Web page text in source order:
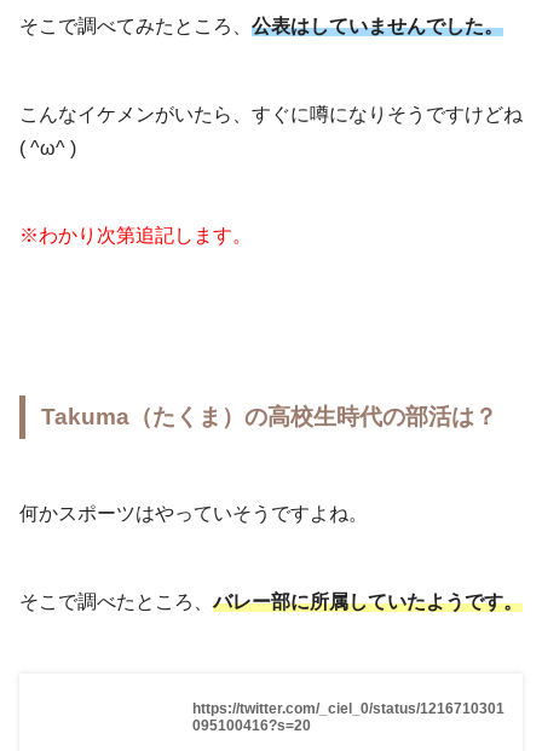
そこで調べてみたところ、 公表はしていませんでした。
こんなイケメンがいたら、すぐに噂になりそうですけどね
( ^ω^ )
※わかり次第追記します。
Takuma（たくま）の高校生時代の部活は？
何かスポーツはやっていそうですよね。
そこで調べたところ、バレー部に所属していたようです。
https://twitter.com/_ciel_0/status/1216710301
095100416?s=20